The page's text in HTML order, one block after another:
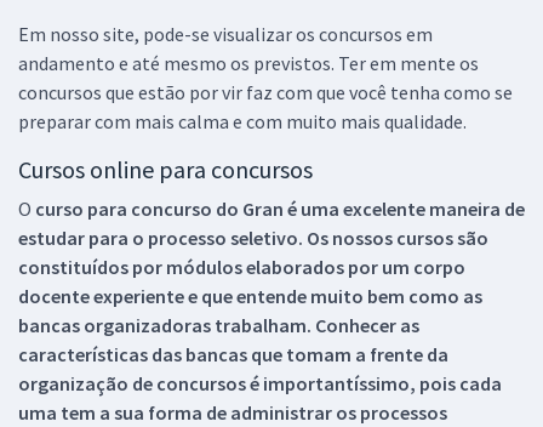
Em nosso site, pode-se visualizar os concursos em
andamento e até mesmo os previstos. Ter em mente os
concursos que estão por vir faz com que você tenha como se
preparar com mais calma e com muito mais qualidade.
Cursos online para concursos
O curso para concurso do Gran é uma excelente maneira de
estudar para o processo seletivo. Os nossos cursos são
constituídos por módulos elaborados por um corpo
docente experiente e que entende muito bem como as
bancas organizadoras trabalham. Conhecer as
características das bancas que tomam a frente da
organização de concursos é importantíssimo, pois cada
uma tem a sua forma de administrar os processos